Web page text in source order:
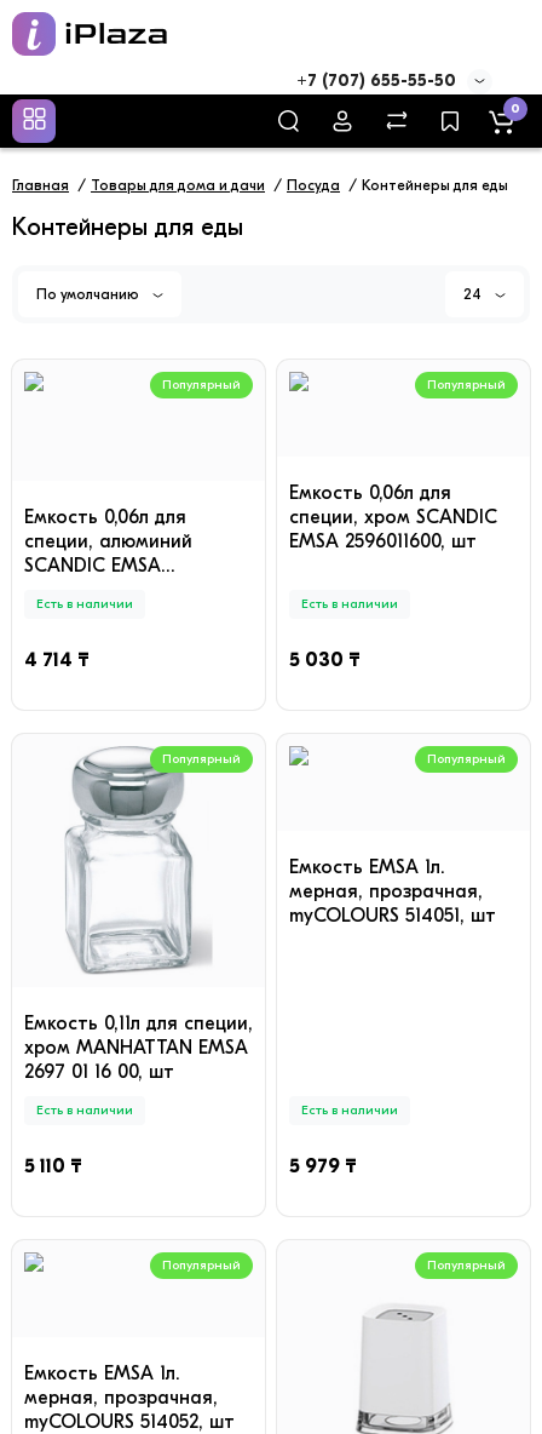
+7 (707) 655-55-50
0
Главная Товары для дома и дачи Посуда Контейнеры для еды
Контейнеры для еды
По умолчанию 24
Популярный
Емкость 0,06л для
специи, алюминий
SCANDIC EMSA
Есть в наличии
4 714 ₸
Популярный
Емкость 0,06л для
специи, хром SCANDIC
EMSA 2596011600, шт
Есть в наличии
5 030 ₸
Популярный
Емкость 0,11л для специи,
хром MANHATTAN EMSA
2697 01 16 00, шт
Есть в наличии
5 110 ₸
Популярный
Емкость EMSA 1л.
мерная, прозрачная,
myCOLOURS 514051, шт
Есть в наличии
5 979 ₸
Популярный
Емкость EMSA 1л.
мерная, прозрачная,
myCOLOURS 514052, шт
Популярный